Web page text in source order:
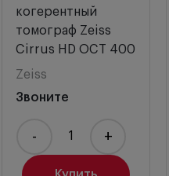
когерентный
томограф Zeiss
Cirrus HD OCT 400
Zeiss
Звоните
- +